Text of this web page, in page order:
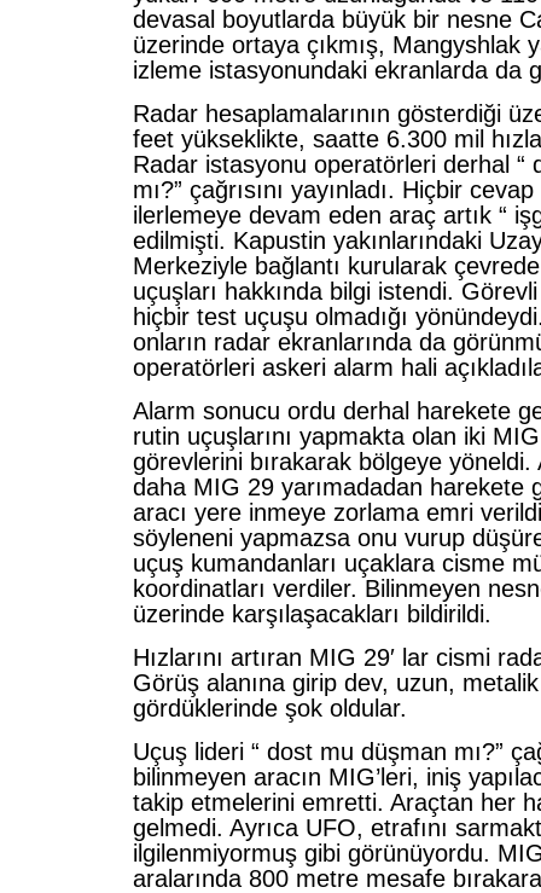
devasal boyutlarda büyük bir nesne
üzerinde ortaya çıkmış, Mangyshlak
izleme istasyonundaki ekranlarda da
Radar hesaplamalarının gösterdiği
feet yükseklikte, saatte 6.300 mil
Radar istasyonu operatörleri derhal “
mı?” çağrısını yayınladı. Hiçbir
ilerlemeye devam eden araç artık “
edilmişti. Kapustin yakınlarındaki
Merkeziyle bağlantı kurularak
uçuşları hakkında bilgi istendi.
hiçbir test uçuşu olmadığı
onların radar ekranlarında da
operatörleri askeri alarm hali
Alarm sonucu ordu derhal harekete
rutin uçuşlarını yapmakta olan iki
görevlerini bırakarak bölgeye yöneldi.
daha MIG 29 yarımadadan harekete
aracı yere inmeye zorlama emri
söyleneni yapmazsa onu vurup
uçuş kumandanları uçaklara cisme
koordinatları verdiler. Bilinmeyen
üzerinde karşılaşacakları bildirildi.
Hızlarını artıran MIG 29′ lar cismi
Görüş alanına girip dev, uzun,
gördüklerinde şok oldular.
Uçuş lideri “ dost mu düşman mı?”
bilinmeyen aracın MIG’leri, iniş
takip etmelerini emretti. Araçtan her
gelmedi. Ayrıca UFO, etrafını
ilgilenmiyormuş gibi görünüyordu.
aralarında 800 metre mesafe